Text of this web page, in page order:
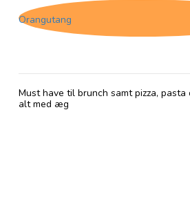
Orangutang
Must have til brunch samt pizza,
alt med æg